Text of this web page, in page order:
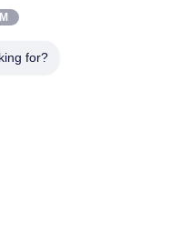
KangtaiJian.No.7 rue
Chine
for?